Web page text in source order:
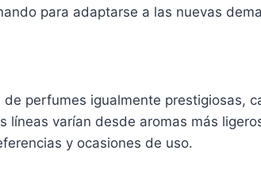
para adaptarse a las nuevas
de perfumes igualmente prestigiosas,
varían desde aromas más
y ocasiones de uso.